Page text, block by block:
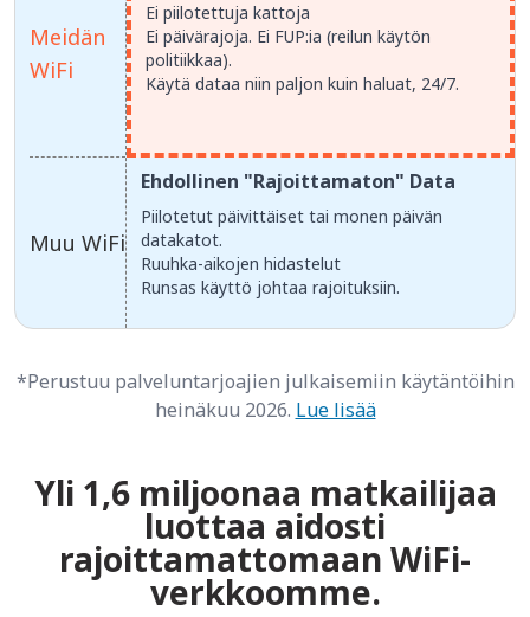
Meidän
WiFi
Muu WiFi
Ei piilotettuja kattoja
Ei päivärajoja. Ei FUP:ia (reilun käytön
politiikkaa).
Käytä dataa niin paljon kuin haluat, 24/7.
Ehdollinen "Rajoittamaton" Data
Piilotetut päivittäiset tai monen päivän
datakatot.
Ruuhka-aikojen hidastelut
Runsas käyttö johtaa rajoituksiin.
*Perustuu palveluntarjoajien julkaisemiin käytäntöihin
heinäkuu 2026. Lue lisää
Yli 1,6 miljoonaa matkailijaa
luottaa aidosti
rajoittamattomaan WiFi-
verkkoomme.